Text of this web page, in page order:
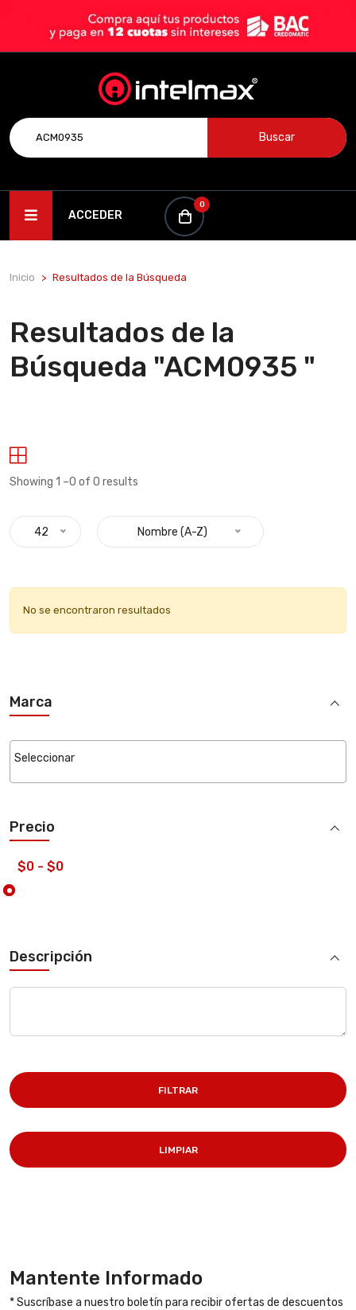
Buscar
ACCEDER
0
Inicio Resultados de la Búsqueda
Marca
Precio
Descripción
FILTRAR
LIMPIAR
Resultados de la
Búsqueda "ACM0935 "
Showing 1 –0 of 0 results
42 Nombre (A-Z)
No se encontraron resultados
Mantente Informado
* Suscríbase a nuestro boletín para recibir ofertas de descuentos